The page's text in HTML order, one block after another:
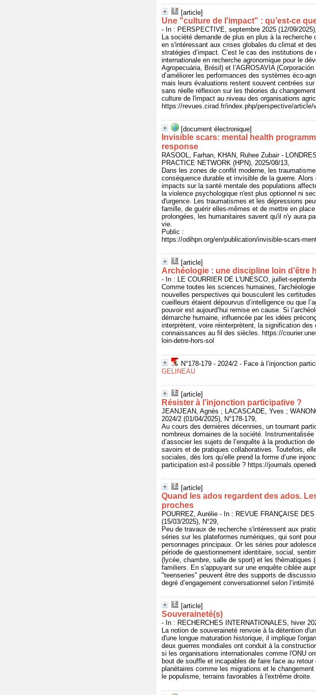
[article]
Une "culture de l'impact" : qu’est-ce
- In : PERSPECTIVE, septembre 2025 (12/09/
La société demande de plus en plus à la
en s'intéressant aux crises globales du climat et
stratégies d’impact. C’est le cas des institutions
internationale en recherche agronomique pour le
Agropecuária, Brésil) et l’AGROSAVIA
d’améliorer les performances des systèmes éco-
mais leurs évaluations restent souvent centrées
sans réelle réflexion sur les théories du
culture de l'impact au niveau des organisations
https://revues.cirad.fr/index.php/perspective/article/
[document électronique]
Invisible scars: mental health
response
RASOOL, Farhan, KHAN, Ruhee Zubair -
PRACTICE NETWORK (HPN), 2025/08/13,
Dans les zones de conflit moderne, les
conséquence durable et invisible de la guerre.
impacts sur la santé mentale des populations
la violence psychologique n'est plus optionnel ni
d'urgence. Les traumatismes et les dépressions
famille, de guérir elles-mêmes et de mettre en
prolongées, les humanitaires savent qu'il n'y aura
vie.
Public :
https://odihpn.org/en/publication/invisible-scars-
[article]
Archéologie : une discipline loin d’être
- In : LE COURRIER DE L'UNESCO, juillet-
Comme toutes les sciences humaines,
nouvelles perspectives qui bousculent les
cueilleurs étaient dépourvus d’intelligence ou que
pouvoir est aujourd’hui remise en cause. Si
démarche humaine, influencée par les idées
interprètent, voire réinterprètent, la signification des
connaissances au fil des siècles. https://
loin-detre-hors-sol
N°178-179 - 2024/2 - Face à l’injonction
GELINEAU
[article]
Résister à l’injonction participative ?
JEANJEAN, Agnès ; LACASCADE, Yves ;
2024/2 (01/04/2025), N°178-179,
Au cours des dernières décennies, un tournant
nombreux domaines de la société.
d’associer les sujets de l’enquête à la production
savoirs et de pratiques collaboratives. Toutefois,
sociales, dès lors qu’elle prend la forme d’une
participation est-il possible ? https://
[article]
Quand les ados regardent des ados.
proches
POURREZ, Aurélie - In : REVUE FRANÇAISE
(15/03/2025), N°29,
Peu de travaux de recherche s'intéressent aux
séries sur les plateformes numériques, qui sont
personnages principaux. Or les séries pour
période de questionnement identitaire, social,
(lycée, chambre, salle de sport) et les thématiques
familiers. En s'appuyant sur une enquête ciblée
"teenseries" peuvent être des supports de
degré d’engagement conversationnel selon
[article]
Souveraineté(s)
- In : RECHERCHES INTERNATIONALES, hiver
La notion de souveraineté renvoie à la détention
d'une longue maturation historique, il implique
deux guerres mondiales ont conduit à la
si les organisations internationales comme l'ONU
bout de souffle et incapables de faire face au
planétaires comme les migrations et le
le populisme, terrains favorables à l'extrême droite.